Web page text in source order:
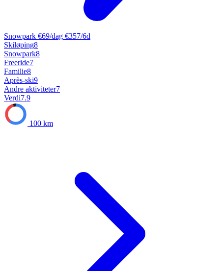
Snowpark €69/dag €357/6d
Skiløping8
Snowpark8
Freeride7
Familie8
Après-ski9
Andre aktiviteter7
Verdi7.9
100 km